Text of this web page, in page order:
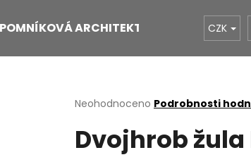
POMNÍKOVÁ ARCHITEKTURA O NÁS
CZK
Průměrné
produktu
je
Neohodnoceno Podrobnosti
Dvojhrob žula
HLEDAT